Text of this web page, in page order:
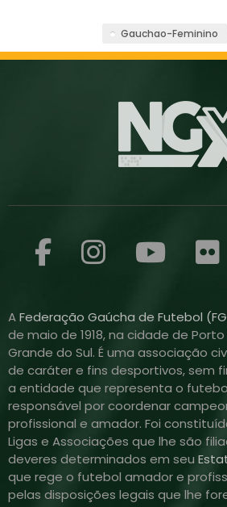
Gauchao-Feminino
AFederação Gaúcha de Futebol
de maio de 1918, na cidade de
Grande do Sul. É uma associação
de caráter e fins desportivos, sem
a entidade que representa o
responsável por coordenar
profissional e amador. Foi
Ligas e Associações que lhe são
deveres determinados em seu
que rege o futebol amador e
pelas disposições legais que lhe